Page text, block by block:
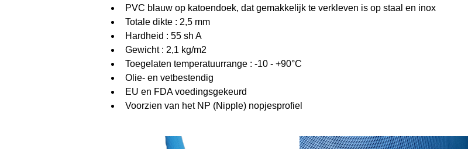
PVC blauw op katoendoek, dat gemakkelijk te verkleven is op staal en inox
Totale dikte : 2,5 mm
Hardheid : 55 sh A
Gewicht : 2,1 kg/m2
Toegelaten temperatuurrange : -10 - +90°C
Olie- en vetbestendig
EU en FDA voedingsgekeurd
Voorzien van het NP (Nipple) nopjesprofiel